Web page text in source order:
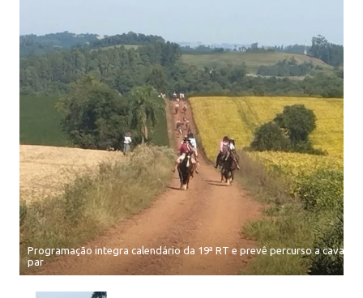
Programação integra calendário da 19ª RT e prevê percurso a cavalo,
par